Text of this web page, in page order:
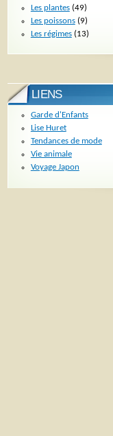
Les plantes(49)
Les poissons(9)
Les régimes(13)
LIENS
Garde d'Enfants
Lise Huret
Tendances de mode
Vie animale
Voyage Japon